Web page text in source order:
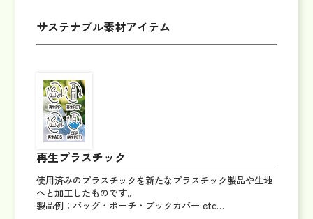
サステナブル素材アイテム
再生プラスチック
使用済みのプラスチックを新たなプラスチック製品や生地
へと加工したものです。
製品例：バッグ・ポーチ・ブックカバー etc…